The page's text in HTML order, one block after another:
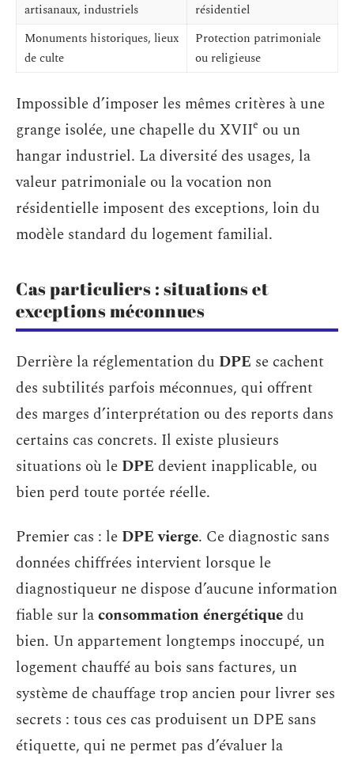
artisanaux, industriels
résidentiel
Monuments historiques, lieux
de culte
Protection patrimoniale
ou religieuse
Impossible d’imposer les mêmes critères à une
grange isolée, une chapelle du XVIIe ou un
hangar industriel. La diversité des usages, la
valeur patrimoniale ou la vocation non
résidentielle imposent des exceptions, loin du
modèle standard du logement familial.
Cas particuliers : situations et
exceptions méconnues
Derrière la réglementation du DPE se cachent
des subtilités parfois méconnues, qui offrent
des marges d’interprétation ou des reports dans
certains cas concrets. Il existe plusieurs
situations où le DPE devient inapplicable, ou
bien perd toute portée réelle.
Premier cas : le DPE vierge. Ce diagnostic sans
données chiffrées intervient lorsque le
diagnostiqueur ne dispose d’aucune information
fiable sur laconsommation énergétiquedu
bien. Un appartement longtemps inoccupé, un
logement chauffé au bois sans factures, un
système de chauffage trop ancien pour livrer ses
secrets : tous ces cas produisent un DPE sans
étiquette, qui ne permet pas d’évaluer la